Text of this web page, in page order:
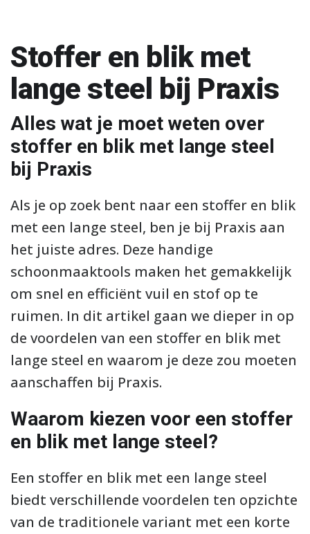
Stoffer en blik met
lange steel bij Praxis
Alles wat je moet weten over
stoffer en blik met lange steel
bij Praxis
Als je op zoek bent naar een stoffer en blik
met een lange steel, ben je bij Praxis aan
het juiste adres. Deze handige
schoonmaaktools maken het gemakkelijk
om snel en efficiënt vuil en stof op te
ruimen. In dit artikel gaan we dieper in op
de voordelen van een stoffer en blik met
lange steel en waarom je deze zou moeten
aanschaffen bij Praxis.
Waarom kiezen voor een stoffer
en blik met lange steel?
Een stoffer en blik met een lange steel
biedt verschillende voordelen ten opzichte
van de traditionele variant met een korte